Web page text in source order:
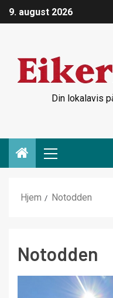
9. august 2026
Din lokalavis
Hjem Notodden
Notodden